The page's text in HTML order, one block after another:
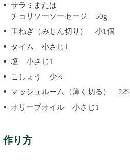
サラミまたは
チョリソーソーセージ 50g
玉ねぎ（みじん切り） 小1個
タイム 小さじ1
塩 小さじ1
こしょう 少々
マッシュルーム（薄く切る） 2本
オリーブオイル 小さじ1
作り方